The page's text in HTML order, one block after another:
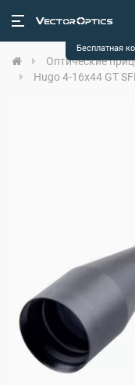
Оптические
Hugo 4-16x44 GT
Бесплатная